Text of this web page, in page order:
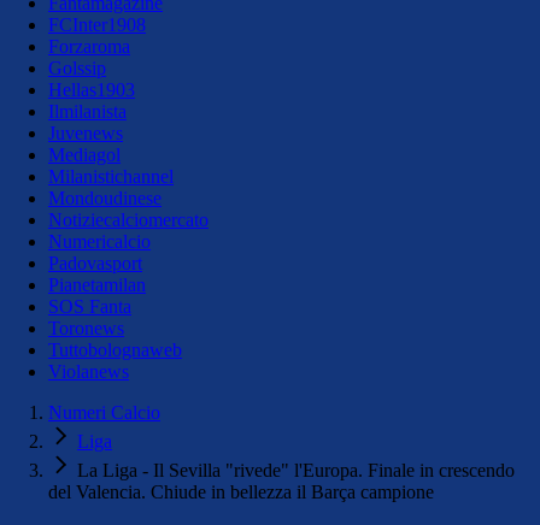
FCInter1908
Forzaroma
Golssip
Hellas1903
Ilmilanista
Juvenews
Mediagol
Milanistichannel
Mondoudinese
Notiziecalciomercato
Numericalcio
Padovasport
Pianetamilan
SOS Fanta
Toronews
Tuttobolognaweb
Violanews
Numeri Calcio
Liga
La Liga - Il Sevilla "rivede" l'Europa. Finale in crescendo
del Valencia. Chiude in bellezza il Barça campione